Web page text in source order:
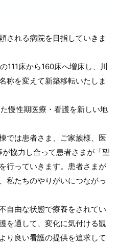
される病院を目指していきま
床から160床へ増床し、川
称を変えて新築移転いたしま
慢性期医療・看護を新しい地
では患者さま、ご家族様、医
協力し合って患者さまが「望
行っていきます。患者さまが
私たちのやりがいにつながっ
自由な状態で療養をされてい
を通して、変化に気付ける観
り良い看護の提供を追求して